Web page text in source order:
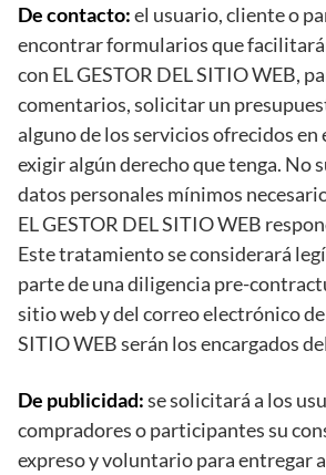
De contacto:el usuario, cliente o
encontrar formularios que
con EL GESTOR DEL SITIO WEB,
comentarios, solicitar un
alguno de los servicios ofrecidos en
exigir algún derecho que tenga. No
datos personales mínimos
EL GESTOR DEL SITIO WEB
Este tratamiento se considerará
parte de una diligencia pre-
sitio web y del correo electrónico de
SITIO WEB serán los encargados
De publicidad:se solicitará a los
compradores o participantes su
expreso y voluntario para entregar a